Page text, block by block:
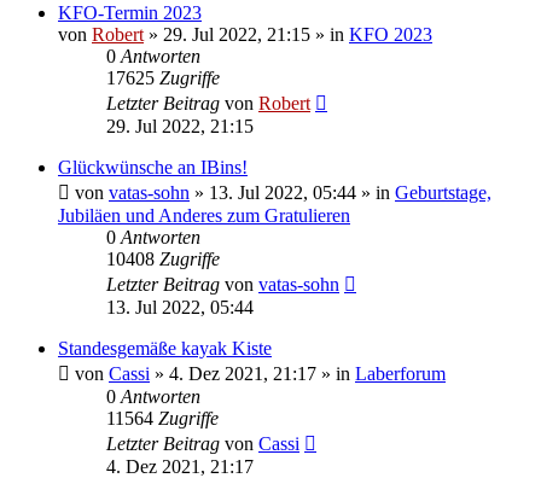
KFO-Termin 2023
von Robert » 29. Jul 2022, 21:15 » in KFO 2023
0 Antworten
17625 Zugriffe
Letzter Beitrag von Robert
29. Jul 2022, 21:15
Glückwünsche an IBins!
von vatas-sohn » 13. Jul 2022, 05:44 » in Geburtstage,
Jubiläen und Anderes zum Gratulieren
0 Antworten
10408 Zugriffe
Letzter Beitrag von vatas-sohn
13. Jul 2022, 05:44
Standesgemäße kayak Kiste
von Cassi » 4. Dez 2021, 21:17 » in Laberforum
0 Antworten
11564 Zugriffe
Letzter Beitrag von Cassi
4. Dez 2021, 21:17